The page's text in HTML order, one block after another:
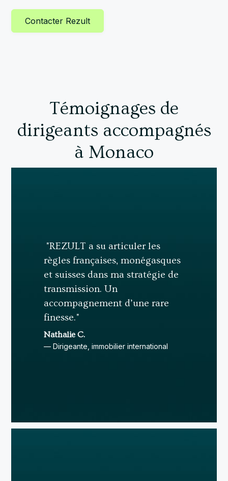
Contacter Rezult
Témoignages de
dirigeants accompagnés
à Monaco
"REZULT a su articuler les
règles françaises, monégasques
et suisses dans ma stratégie de
transmission. Un
accompagnement d’une rare
finesse."
Nathalie C.
— Dirigeante, immobilier international